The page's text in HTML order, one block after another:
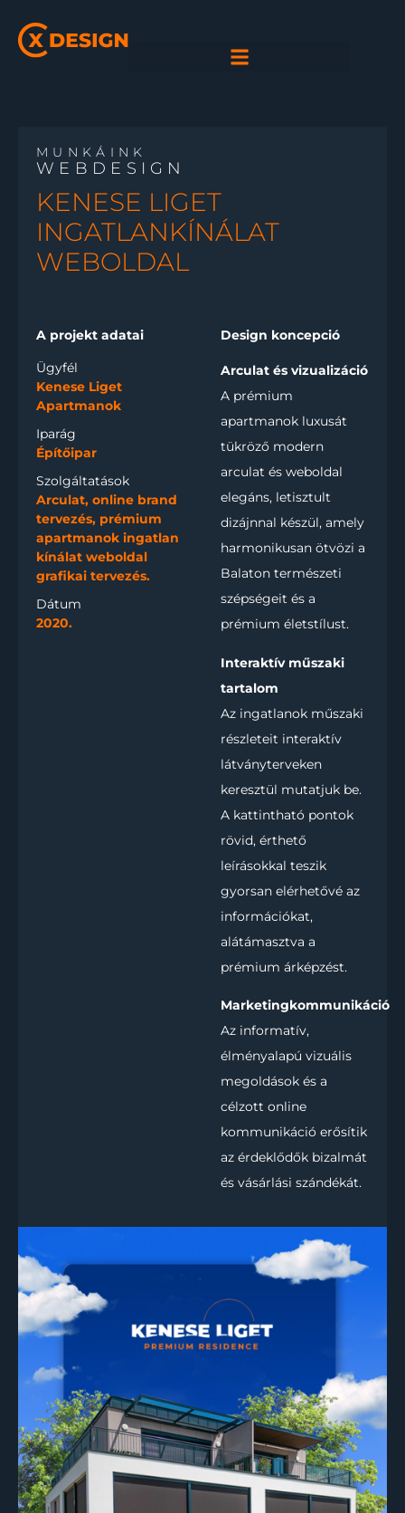
MUNKÁINK
WEBDESIGN
KENESE LIGET
INGATLANKÍNÁLAT
WEBOLDAL
A projekt adatai
Ügyfél
Kenese Liget
Apartmanok
Iparág
Építőipar
Szolgáltatások
Arculat, online brand
tervezés, prémium
apartmanok ingatlan
kínálat weboldal
grafikai tervezés.
Dátum
2020.
Design koncepció
Arculat és vizualizáció
A prémium
apartmanok luxusát
tükröző modern
arculat és weboldal
elegáns, letisztult
dizájnnal készül, amely
harmonikusan ötvözi a
Balaton természeti
szépségeit és a
prémium életstílust.
Interaktív műszaki
tartalom
Az ingatlanok műszaki
részleteit interaktív
látványterveken
keresztül mutatjuk be.
A kattintható pontok
rövid, érthető
leírásokkal teszik
gyorsan elérhetővé az
információkat,
alátámasztva a
prémium árképzést.
Marketingkommunikáció
Az informatív,
élményalapú vizuális
megoldások és a
célzott online
kommunikáció erősítik
az érdeklődők bizalmát
és vásárlási szándékát.